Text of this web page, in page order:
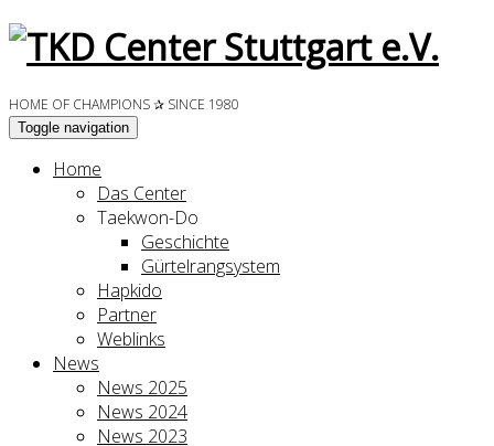
HOME OF CHAMPIONS ✰ SINCE 1980
Toggle navigation
Home
Das Center
Taekwon-Do
Geschichte
Gürtelrangsystem
Hapkido
Partner
Weblinks
News
News 2025
News 2024
News 2023